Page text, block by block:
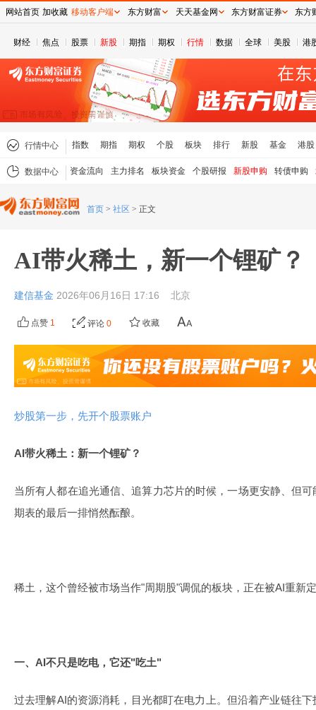
财经 焦点 股票 新股 期指 期权 行情 数据 全球 美股 港
行情中心 指数 期指 期权 个股 板块 排行 新股 基金 港股
数据中心 资金流向 主力排名 板块资金 个股研报 新股申购 转债申购
首页 > 社区 > 正文
AI带火稀土，新一个锂矿？
建信基金 2026年06月16日 17:16 北京
点赞 1 评论 0 收藏
炒股第一步，先开个股票账户
AI带火稀土：新一个锂矿？
当所有人都在追光通信、追算力芯片的时候，一场更安静、但
期表的最后一排悄然酝酿。
稀土，这个曾经被市场当作"周期股"调侃的板块，正在被AI重新
一、AI不只是吃电，它还"吃土"
过去理解AI的资源消耗，目光都盯在电力上。但沿着产业链往
网站首页 加收藏 移动客户端 东方财富 天天基金网 东方财富证券 东方